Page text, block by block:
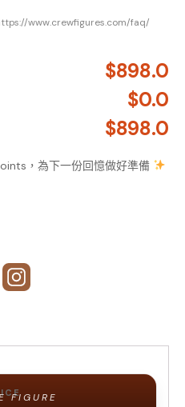
www.crewfigures.com/faq/
$898.0
$0.0
$898.0
，為下一份回憶做好準備
個性化
FIGURE